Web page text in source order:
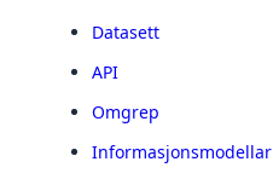
Datasett
API
Omgrep
Informasjonsmodellar